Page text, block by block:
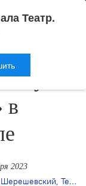
в
2023
, Театр Наций
Театр.